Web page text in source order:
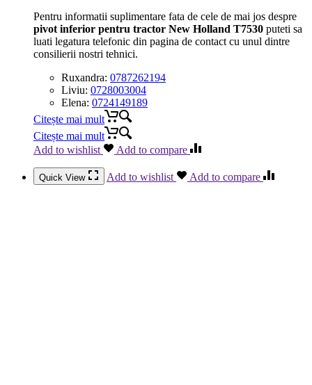
Pentru informatii suplimentare fata de cele de mai jos despre
pivot inferior pentru tractor New Holland T7530 puteti sa
luati legatura telefonic din pagina de contact cu unul dintre
consilierii nostri tehnici.
Ruxandra: 0787262194
Liviu: 0728003004
Elena: 0724149189
Citește mai mult
Citește mai mult
Add to wishlist
Add to compare
Quick View Add to wishlist Add to compare